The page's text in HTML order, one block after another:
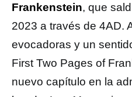
Frankenstein, que
2023 a través de 4AD.
evocadoras y un
First Two Pages of
nuevo capítulo en la